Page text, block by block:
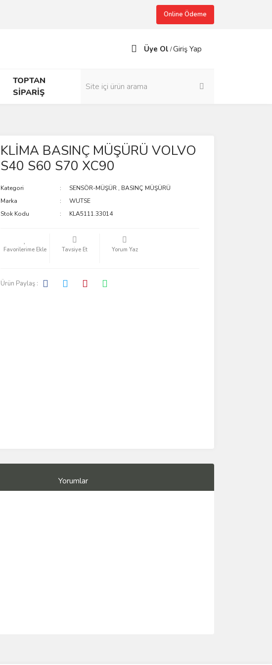
Online Ödeme
Üye Ol /Giriş Yap
TOPTAN
SİPARİŞ
KLİMA BASINÇ MÜŞÜRÜ VOLVO
S40 S60 S70 XC90
Kategori SENSÖR-MÜŞÜR , BASINÇ MÜŞÜRÜ
Marka
WUTSE
Stok Kodu
KLA5111.33014
Tavsiye Et Yorum Yaz
Ürün Paylaş :
Yorumlar